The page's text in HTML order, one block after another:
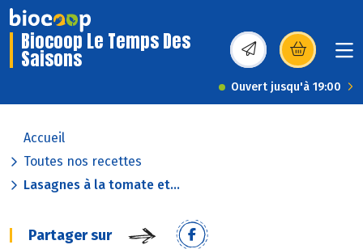
Biocoop Le Temps Des
Saisons (s’ouvre dans une
Ouvert jusqu'à 19:00
Accueil
Toutes nos recettes
Lasagnes à la tomate et...
Partager sur